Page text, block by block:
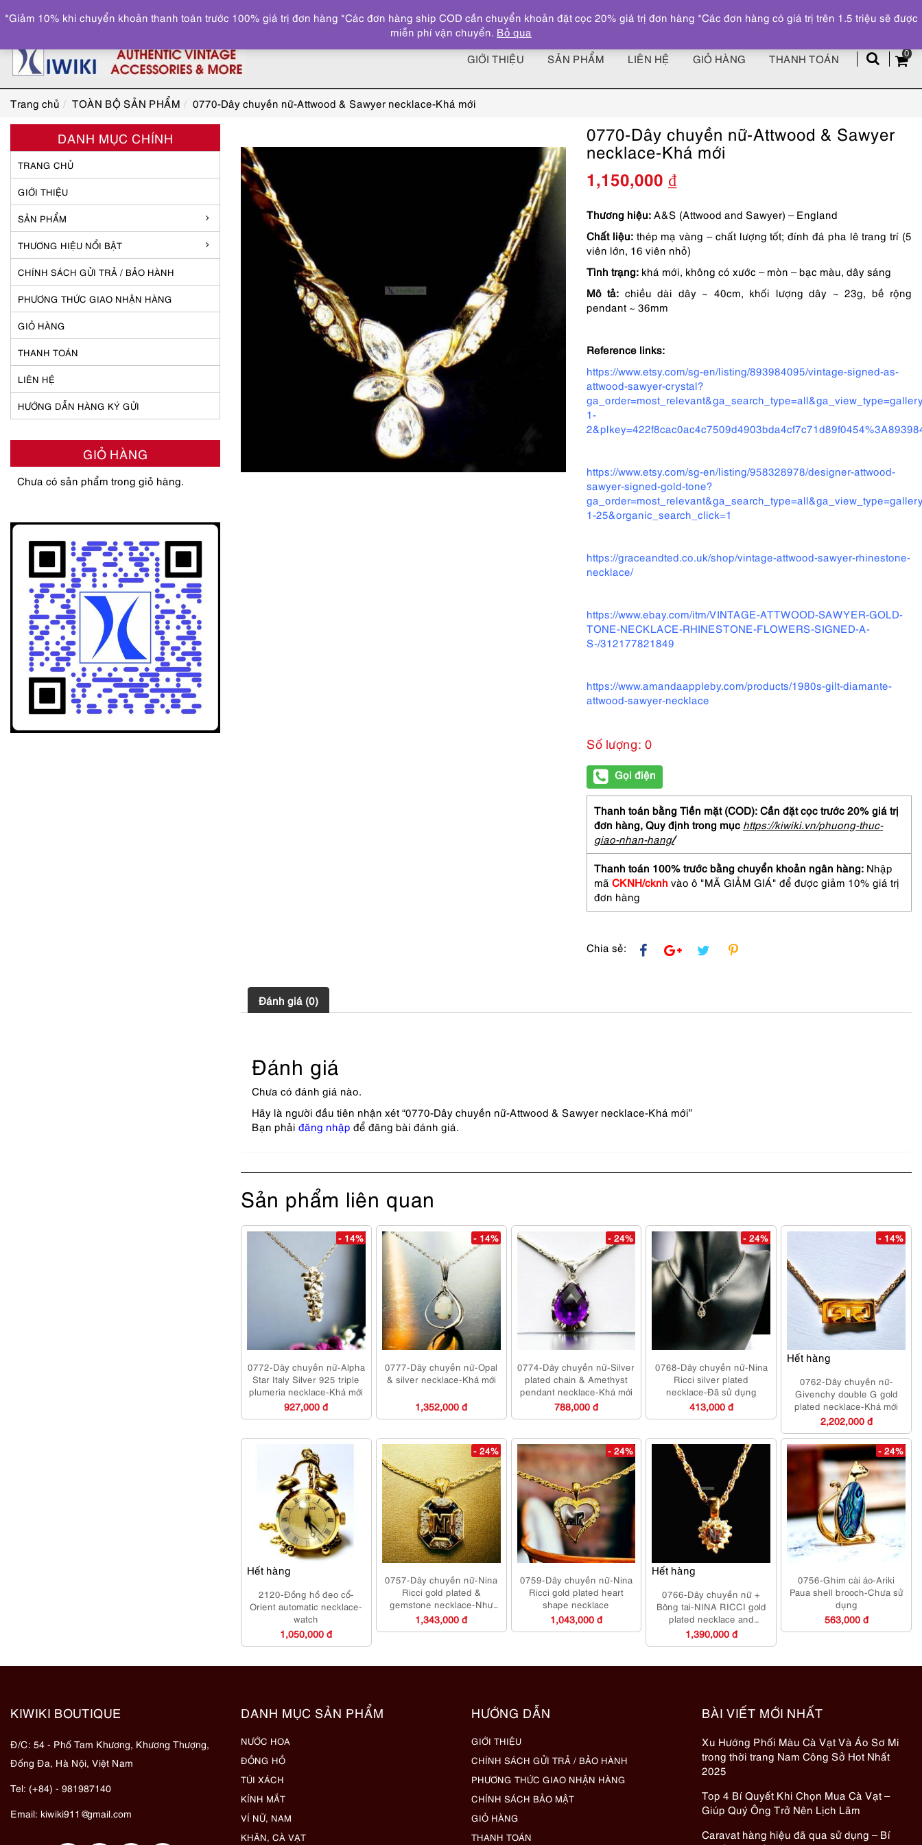
z
0
GIỚI THIỆU SẢN PHẨM LIÊN HỆ GIỎ HÀNG THANH TOÁN
Trang chủ TOÀN BỘ SẢN PHẨM 0770-Dây chuyền nữ-Attwood & Sawyer necklace-Khá mới
0770-Dây chuyền nữ-Attwood & Sawyer
necklace-Khá mới
1,150,000 ₫
Thương hiệu: A&S (Attwood and Sawyer) – England
Chất liệu:thép mạ vàng – chất lượng tốt; đính đá pha lê trang trí (5
viên lớn, 16 viên nhỏ)
Tình trạng: khá mới, không có xước – mòn – bạc màu, dây sáng
Mô tả: chiều dài dây ~ 40cm, khối lượng dây ~ 23g, bề rộng
pendant ~ 36mm
Reference links:
https://www.etsy.com/sg-en/listing/893984095/vintage-signed-as-
attwood-sawyer-crystal?
1-
https://www.etsy.com/sg-en/listing/958328978/designer-attwood-
sawyer-signed-gold-tone?
1-25&organic_search_click=1
https://graceandted.co.uk/shop/vintage-attwood-sawyer-rhinestone-
necklace/
https://www.ebay.com/itm/VINTAGE-ATTWOOD-SAWYER-GOLD-
TONE-NECKLACE-RHINESTONE-FLOWERS-SIGNED-A-
S-/312177821849
https://www.amandaappleby.com/products/1980s-gilt-diamante-
attwood-sawyer-necklace
Số lượng: 0
Gọi điện
Thanh toán bằng Tiền mặt (COD): Cần đặt cọc trước 20% giá trị
đơn hàng, Quy định trong mục https://kiwiki.vn/phuong-thuc-
giao-nhan-hang/
Thanh toán 100% trước bằng chuyển khoản ngân hàng: Nhập
mã CKNH/cknh vào ô "MÃ GIẢM GIÁ" để được giảm 10% giá trị
đơn hàng
Chia sẻ:
Đánh giá (0)
Đánh giá
Chưa có đánh giá nào.
Hãy là người đầu tiên nhận xét “0770-Dây chuyền nữ-Attwood & Sawyer necklace-Khá mới”
Bạn phải đăng nhập để đăng bài đánh giá.
Sản phẩm liên quan
- 14%
0772-Dây chuyền nữ-Alpha
Star Italy Silver 925 triple
plumeria necklace-Khá mới
927,000 đ
- 14%
0777-Dây chuyền nữ-Opal
& silver necklace-Khá mới
1,352,000 đ
- 24%
0774-Dây chuyền nữ-Silver
plated chain & Amethyst
pendant necklace-Khá mới
788,000 đ
- 24%
0768-Dây chuyền nữ-Nina
Ricci silver plated
necklace-Đã sử dụng
413,000 đ
Hết hàng
- 14%
0762-Dây chuyền nữ-
Givenchy double G gold
plated necklace-Khá mới
2,202,000 đ
Hết hàng
2120-Đồng hồ đeo cổ-
Orient automatic necklace-
watch
1,050,000 đ
- 24%
0757-Dây chuyền nữ-Nina
Ricci gold plated &
gemstone necklace-Như
mới
1,343,000 đ
- 24%
0759-Dây chuyền nữ-Nina
Ricci gold plated heart
shape necklace
1,043,000 đ
Hết hàng
0766-Dây chuyền nữ +
Bông tai-NINA RICCI gold
plated necklace and
earrings-Khá mới
1,390,000 đ
- 24%
0756-Ghim cài áo-Ariki
Paua shell brooch-Chưa sử
dụng
563,000 đ
DANH MỤC CHÍNH
TRANG CHỦ
GIỚI THIỆU
SẢN PHẨM
THƯƠNG HIỆU NỔI BẬT
CHÍNH SÁCH GỬI TRẢ / BẢO HÀNH
PHƯƠNG THỨC GIAO NHẬN HÀNG
GIỎ HÀNG
THANH TOÁN
LIÊN HỆ
HƯỚNG DẪN HÀNG KÝ GỬI
GIỎ HÀNG
Chưa có sản phẩm trong giỏ hàng.
KIWIKI BOUTIQUE
Đ/C: 54 - Phố Tam Khương, Khương Thượng,
Đống Đa, Hà Nội, Việt Nam
Tel: (+84) - 981987140
Email: kiwiki911@gmail.com
DANH MỤC SẢN PHẨM
NƯỚC HOA
ĐỒNG HỒ
TÚI XÁCH
KÍNH MẮT
VÍ NỮ, NAM
KHĂN, CÀ VẠT
HƯỚNG DẪN
GIỚI THIỆU
CHÍNH SÁCH GỬI TRẢ / BẢO HÀNH
PHƯƠNG THỨC GIAO NHẬN HÀNG
CHÍNH SÁCH BẢO MẬT
GIỎ HÀNG
THANH TOÁN
BÀI VIẾT MỚI NHẤT
Xu Hướng Phối Màu Cà Vạt Và Áo Sơ Mi
trong thời trang Nam Công Sở Hot Nhất
2025
Top 4 Bí Quyết Khi Chọn Mua Cà Vạt –
Giúp Quý Ông Trở Nên Lịch Lãm
Caravat hàng hiệu đã qua sử dụng – Bí
*Giảm 10% khi chuyển khoản thanh toán trước 100% giá trị đơn hàng *Các đơn hàng ship COD cần chuyển khoản đặt cọc 20% giá trị đơn hàng *Các đơn hàng có giá trị trên 1.5 triệu sẽ được
miễn phí vận chuyển. Bỏ qua